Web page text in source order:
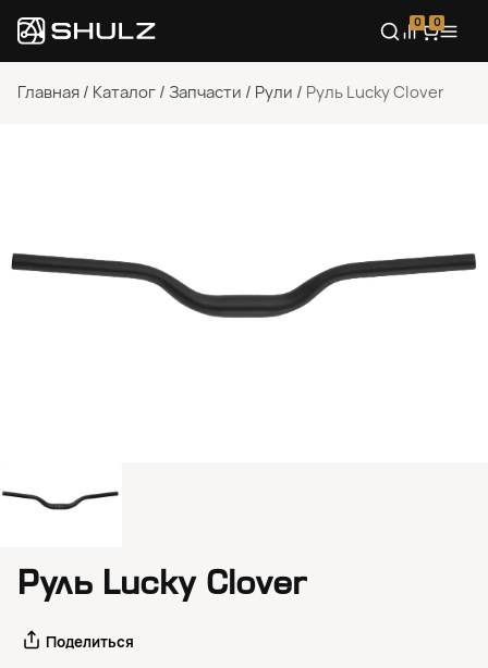
0 0
Главная / Каталог / Запчасти / Рули / Руль Lucky Clover
Руль Lucky Clover
Поделиться